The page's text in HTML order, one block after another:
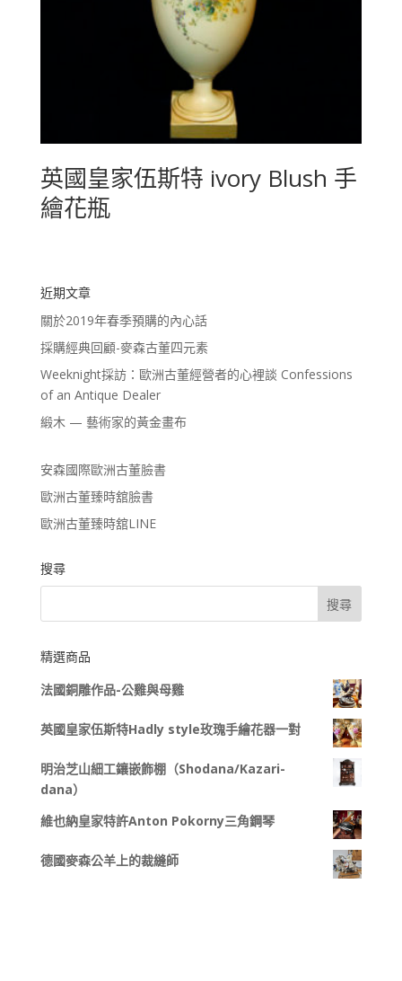
英國皇家伍斯特 ivory Blush 手
繪花瓶
近期文章
關於2019年春季預購的內心話
採購經典回顧-麥森古董四元素
Weeknight採訪：歐洲古董經營者的心裡談 Confessions
of an Antique Dealer
緞木 — 藝術家的黃金畫布
安森國際歐洲古董臉書
歐洲古董臻時舘臉書
歐洲古董臻時舘LINE
搜尋
精選商品
法國銅雕作品-公雞與母雞
英國皇家伍斯特Hadly style玫瑰手繪花器一對
明治芝山細工鑲嵌飾棚（Shodana/Kazari-
dana）
維也納皇家特許Anton Pokorny三角鋼琴
德國麥森公羊上的裁縫師